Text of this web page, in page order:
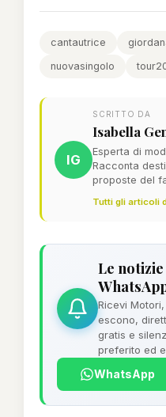
cantautrice
nuovasingolo
IG
SCRITTO DA
Isabella
Esperta di
Racconta
proposte del
Tutti gli articoli
Le
Ricevi
escono,
gratis e
preferito ed
WhatsApp